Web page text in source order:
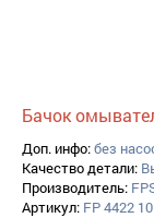
Бачок
Доп. инфо:без
Качество детали:
Производитель:
Артикул: FP 4422